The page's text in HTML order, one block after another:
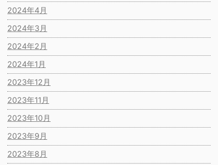
2024年4月
2024年3月
2024年2月
2024年1月
2023年12月
2023年11月
2023年10月
2023年9月
2023年8月